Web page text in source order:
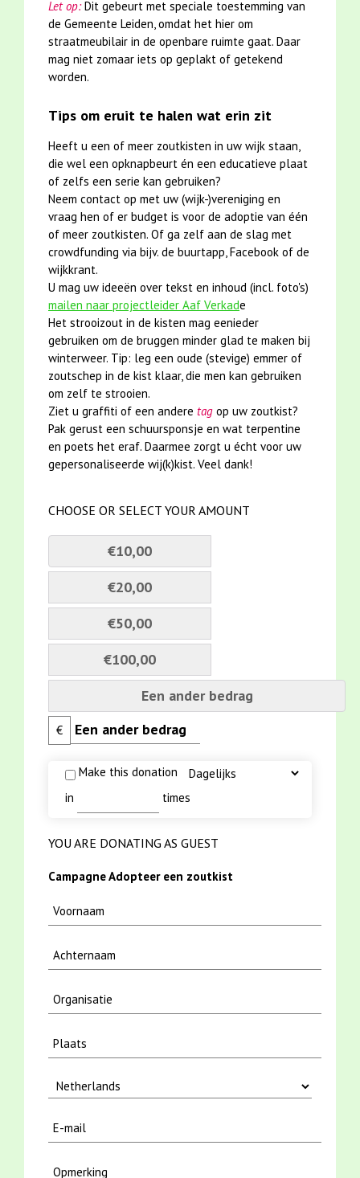
Let op:Dit gebeurt met speciale toestemming van
de Gemeente Leiden, omdat het hier om
straatmeubilair in de openbare ruimte gaat. Daar
mag niet zomaar iets op geplakt of getekend
worden.
Tips om eruit te halen wat erin zit
Heeft u een of meer zoutkisten in uw wijk staan,
die wel een opknapbeurt én een educatieve plaat
of zelfs een serie kan gebruiken?
Neem contact op met uw (wijk-)vereniging en
vraag hen of er budget is voor de adoptie van één
of meer zoutkisten. Of ga zelf aan de slag met
crowdfunding via bijv. de buurtapp, Facebook of de
wijkkrant.
U mag uw ideeën over tekst en inhoud (incl. foto's)
mailen naar projectleider Aaf Verkade
Het strooizout in de kisten mag eenieder
gebruiken om de bruggen minder glad te maken bij
winterweer. Tip: leg een oude (stevige) emmer of
zoutschep in de kist klaar, die men kan gebruiken
om zelf te strooien.
Ziet u graffiti of een andere tag op uw zoutkist?
Pak gerust een schuursponsje en wat terpentine
en poets het eraf. Daarmee zorgt u écht voor uw
gepersonaliseerde wij(k)kist. Veel dank!
CHOOSE OR SELECT YOUR AMOUNT
€10,00
€20,00
€50,00
€100,00
Een ander bedrag
€
Make this donation
in
times
YOU ARE DONATING AS GUEST
Campagne Adopteer een zoutkist